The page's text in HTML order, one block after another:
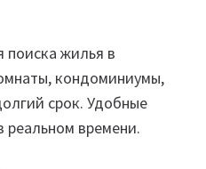
поиска жилья в
кондоминиумы,
срок. Удобные
времени.